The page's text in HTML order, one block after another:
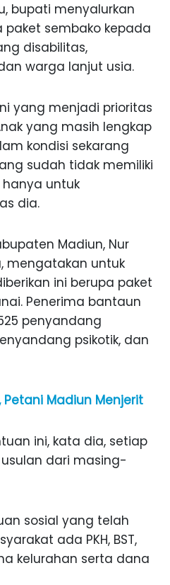
bupati menyalurkan
paket sembako kepada
disabilitas,
warga lanjut usia.
yang menjadi prioritas
yang masih lengkap
kondisi sekarang
sudah tidak memiliki
untuk
dia.
Madiun, Nur
mengatakan untuk
ini berupa paket
Penerima bantaun
penyandang
psikotik, dan
Madiun Menjerit
ini, kata dia, setiap
dari masing-
sosial yang telah
ada PKH, BST,
kelurahan serta dana